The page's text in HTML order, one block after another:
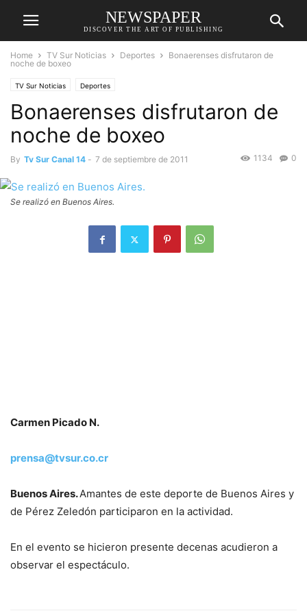
NEWSPAPER
DISCOVER THE ART OF PUBLISHING
Home TV Sur Noticias Deportes
Bonaerenses disfrutaron de
noche de boxeo
TV Sur Noticias Deportes
Bonaerenses disfrutaron de
noche de boxeo
By Tv Sur Canal 14 - 7 de septiembre de 2011 0
1134
Se realizó en Buenos Aires.
Carmen Picado N.
prensa@tvsur.co.cr
Buenos Aires.Amantes de este deporte de Buenos Aires y
de Pérez Zeledón participaron en la actividad.
En el evento se hicieron presente decenas acudieron a
observar el espectáculo.